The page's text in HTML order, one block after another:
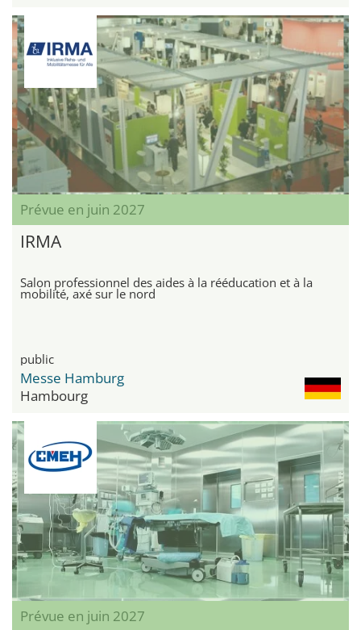
Prévue en juin 2027
IRMA
Salon professionnel des aides à la rééducation et à la
mobilité, axé sur le nord
public
Messe Hamburg
Hambourg
Prévue en juin 2027